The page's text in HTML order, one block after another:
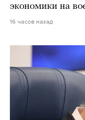
экономики на
16 часов назад